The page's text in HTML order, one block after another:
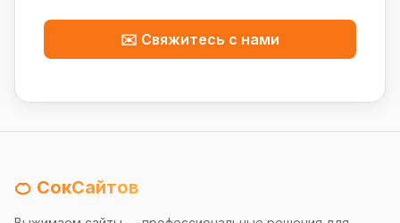
✉️ Свяжитесь с нами
🍊 СокСайтов